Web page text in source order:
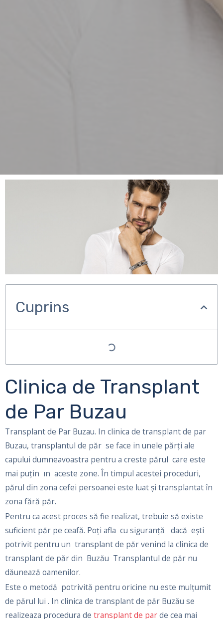
Cuprins
Clinica de Transplant
de Par Buzau
Transplant de Par Buzau. In clinica de transplant de par
Buzau, transplantul de păr se face in unele părți ale
capului dumneavoastra pentru a creste părul care este
mai puțin ın aceste zone. În timpul acestei proceduri,
părul din zona cefei persoanei este luat și transplantat în
zona fără păr.
Pentru ca acest proces să fie realizat, trebuie să existe
suficient păr pe ceafă. Poți afla cu siguranță dacă eşti
potrivit pentru un transplant de păr venind la clinica de
transplant de păr din Buzău Transplantul de păr nu
dăunează oamenilor.
Este o metodă potrivită pentru oricine nu este mulțumit
de părul lui . In clinica de transplant de păr Buzău se
realizeaza procedura de transplant de parde cea mai